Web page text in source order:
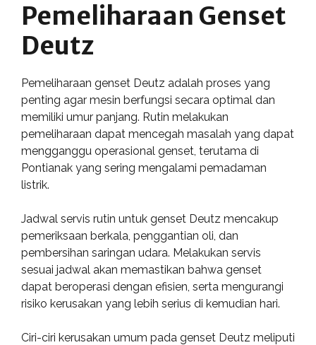
Pemeliharaan Genset
Deutz
Pemeliharaan genset Deutz adalah proses yang
penting agar mesin berfungsi secara optimal dan
memiliki umur panjang. Rutin melakukan
pemeliharaan dapat mencegah masalah yang dapat
mengganggu operasional genset, terutama di
Pontianak yang sering mengalami pemadaman
listrik.
Jadwal servis rutin untuk genset Deutz mencakup
pemeriksaan berkala, penggantian oli, dan
pembersihan saringan udara. Melakukan servis
sesuai jadwal akan memastikan bahwa genset
dapat beroperasi dengan efisien, serta mengurangi
risiko kerusakan yang lebih serius di kemudian hari.
Ciri-ciri kerusakan umum pada genset Deutz meliputi